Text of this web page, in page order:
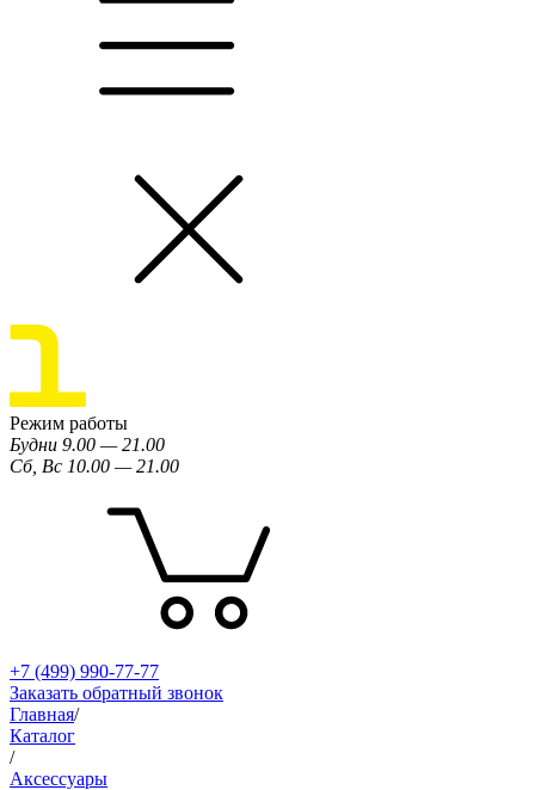
Режим работы
Будни 9.00 — 21.00
Сб, Вс 10.00 — 21.00
+7 (499) 990-77-77
Заказать обратный звонок
Главная/
Каталог
/
Аксессуары